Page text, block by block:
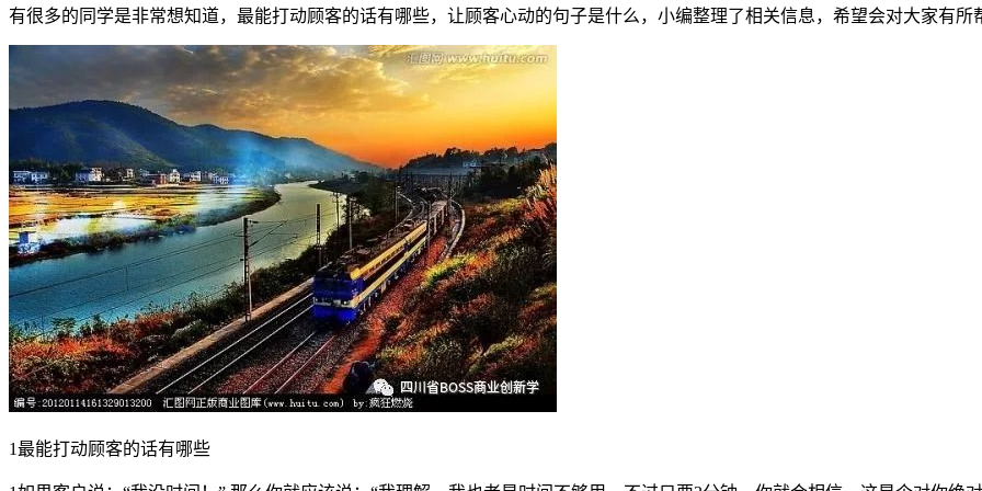
有很多的同学是非常想知道，最能打动顾客的话有哪些，让顾客心动的句子是什么，小编整理了相关信息，希望会对大家有所
1最能打动顾客的话有哪些